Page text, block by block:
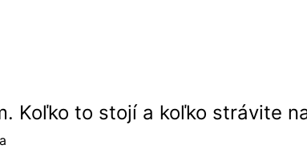
Koľko to stojí a koľko strávite